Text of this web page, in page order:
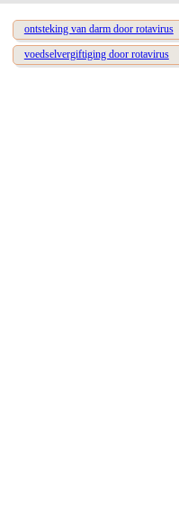
ontsteking van darm door rotavirus
voedselvergiftiging door rotavirus